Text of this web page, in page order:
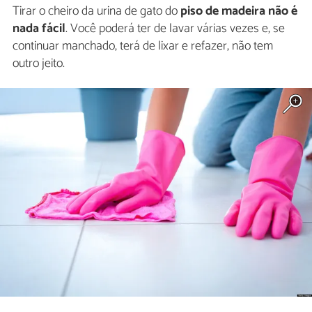
Tirar o cheiro da urina de gato dopiso de madeira não é
nada fácil. Você poderá ter de lavar várias vezes e, se
continuar manchado, terá de lixar e refazer, não tem
outro jeito.